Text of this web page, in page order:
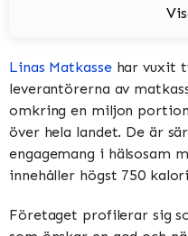
Linas Matkassehar vuxit
leverantörerna av
omkring en miljon
över hela landet. De är
engagemang i hälsosam
innehåller högst 750
Företaget profilerar sig